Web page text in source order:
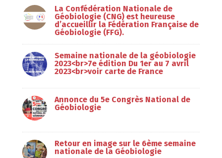
La Confédération Nationale de
Géobiologie (CNG) est heureuse
d’accueillir la Fédération Française de
Géobiologie (FFG).
Semaine nationale de la géobiologie
2023<br>7e édition Du 1er au 7 avril
2023<br>voir carte de France
Annonce du 5e Congrès National de
Géobiologie
Retour en image sur le 6ème semaine
nationale de la Géobiologie